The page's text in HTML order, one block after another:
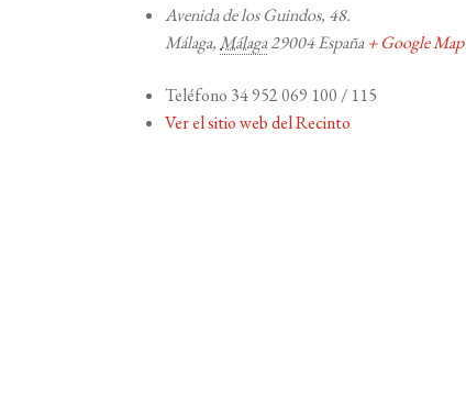
Avenida de los Guindos, 48.
Málaga, Málaga29004España + Google Map
Teléfono 34 952 069 100 / 115
Ver el sitio web del Recinto